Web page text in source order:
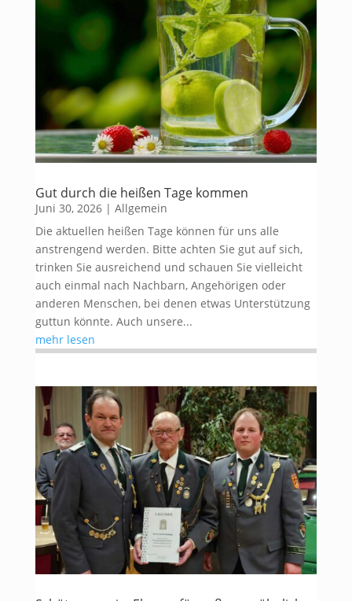
Gut durch die heißen Tage kommen
Juni 30, 2026| Allgemein
Die aktuellen heißen Tage können für uns alle
anstrengend werden. Bitte achten Sie gut auf sich,
trinken Sie ausreichend und schauen Sie vielleicht
auch einmal nach Nachbarn, Angehörigen oder
anderen Menschen, bei denen etwas Unterstützung
guttun könnte. Auch unsere...
mehr lesen